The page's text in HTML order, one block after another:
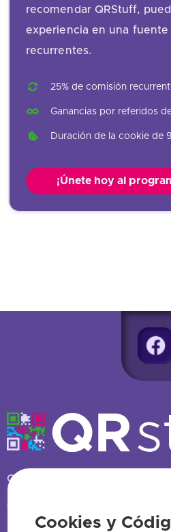
recomendar QRStuff,
experiencia en una fuente
recurrentes.
25% de comisión
Ganancias por referidos
Duración de la cookie de
¡Únete hoy al
Generador de códigos QR
TIENES PREGUNTAS?
Cookies y